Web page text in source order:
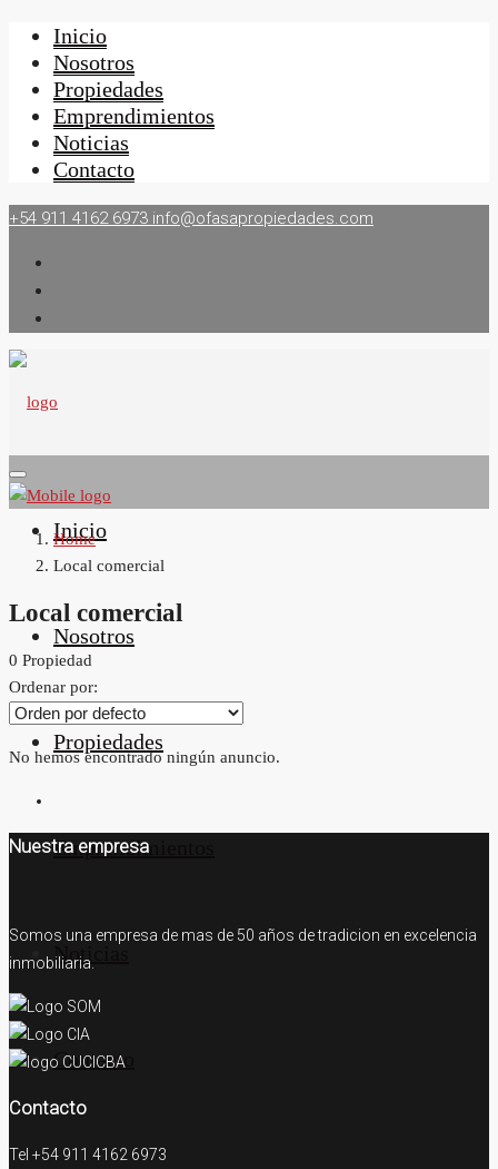
Inicio
Nosotros
Propiedades
Emprendimientos
Noticias
Contacto
+54 911 4162 6973 info@ofasapropiedades.com
Inicio
Nosotros
Propiedades
Emprendimientos
Noticias
Contacto
Home
Local comercial
Local comercial
0 Propiedad
Ordenar por:
No hemos encontrado ningún anuncio.
Nuestra empresa
Somos una empresa de mas de 50 años de tradicion en excelencia
inmobiliaria.
Contacto
Tel +54 911 4162 6973